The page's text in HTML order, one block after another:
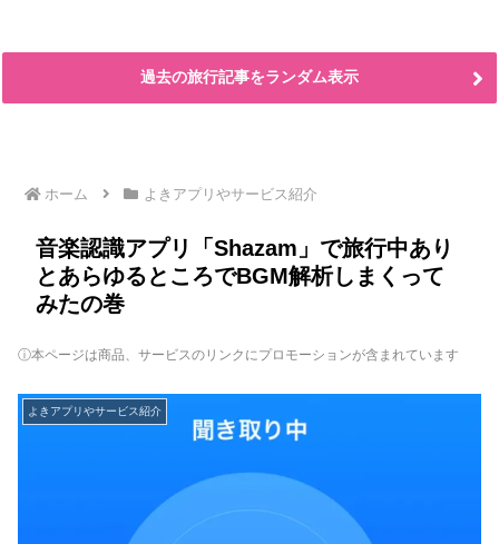
過去の旅行記事をランダム表示
ホーム よきアプリやサービス紹介
音楽認識アプリ「Shazam」で旅行中あり
とあらゆるところでBGM解析しまくって
みたの巻
ⓘ本ページは商品、サービスのリンクにプロモーションが含まれています
よきアプリやサービス紹介